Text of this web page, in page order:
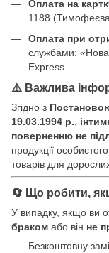
Оплата на
1188
Оплата при
службами:
Express
⚠️ Важлива
Згідно з
19.03.1994 р.
поверненню не
продукції
товарів для
🔄 Що робити,
У випадку, якщо ви
браком або він не
Безкоштовну